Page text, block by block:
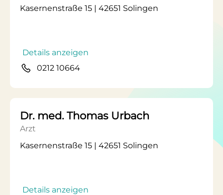
Kasernenstraße 15 | 42651 Solingen
Details anzeigen
0212 10664
Dr. med. Thomas Urbach
Arzt
Kasernenstraße 15 | 42651 Solingen
Details anzeigen